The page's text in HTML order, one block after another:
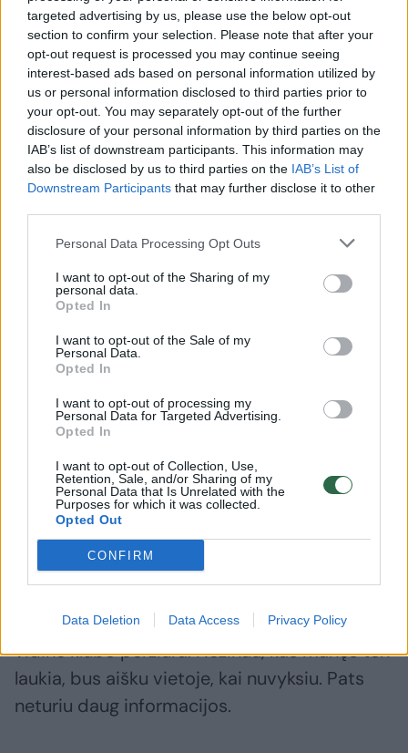
targeted advertising by us, please use the below opt-out
section to confirm your selection. Please note that after your
opt-out request is processed you may continue seeing
interest-based ads based on personal information utilized by
us or personal information disclosed to third parties prior to
your opt-out. You may separately opt-out of the further
disclosure of your personal information by third parties on the
IAB’s list of downstream participants. This information may
also be disclosed by us to third parties on the IAB’s List of
Downstream Participants that may further disclose it to other
Personal Data Processing Opt Outs
I want to opt-out of the Sharing of my
personal data.
Opted In
I want to opt-out of the Sale of my
Personal Data.
Opted In
I want to opt-out of processing my
Personal Data for Targeted Advertising.
Opted In
I want to opt-out of Collection, Use,
Retention, Sale, and/or Sharing of my
Personal Data that Is Unrelated with the
Purposes for which it was collected.
Opted Out
CONFIRM
Data Deletion Data Access Privacy Policy
kvietimo?
– Žinoma. Agentas paskambino ir pasakė.
Daug laiko nebuvo, o ir apsispręsti buvo
lengva.
- Tik iš „Mavericks“ sulaukėte?
– Tikrai nežinau, nieko negaliu pasakyti.
Gavau žinią, kad kviečia ir turiu galimybę
nuvykti, net neklausinėjau nieko daugiau.
- Kada išvykstate ir kiek laiko praleisite
savaitę.
- Nėra kalbų apie galimą dalyvavimą
Vasaros lygoje?
– Irgi nežinau. Žinau tik tiek, kad tai bus
vidinė klubo peržiūra. Nežinau, kas manęs ten
laukia, bus aišku vietoje, kai nuvyksiu. Pats
neturiu daug informacijos.